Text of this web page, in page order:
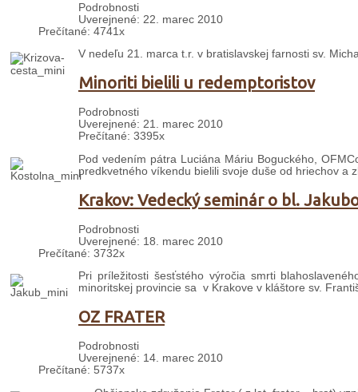
Podrobnosti
Uverejnené: 22. marec 2010
Prečítané: 4741x
V nedeľu 21. marca t.r. v bratislavskej farnosti sv.
Minoriti bielili u redemptoristov
Podrobnosti
Uverejnené: 21. marec 2010
Prečítané: 3395x
Pod vedením pátra Luciána Máriu Boguckého,
predkvetného víkendu bielili svoje duše od hriechov a
Krakov: Vedecký seminár o bl.
Podrobnosti
Uverejnené: 18. marec 2010
Prečítané: 3732x
Pri príležitosti šesťstého výročia smrti
minoritskej provincie sa v Krakove v kláštore sv.
OZ FRATER
Podrobnosti
Uverejnené: 14. marec 2010
Prečítané: 5737x